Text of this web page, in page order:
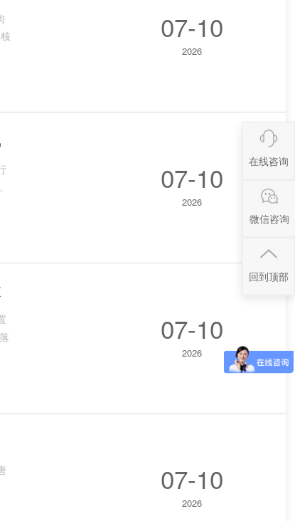
07-10
2026
07-10
2026
07-10
2026
07-10
2026
在线咨询
微信咨询
回到顶部